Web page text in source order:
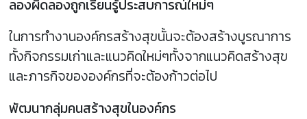
ลองผิดลองถูกเรียนรู้ประสบการณ์ใหม่ๆ
ในการทำงานองค์กรสร้างสุขนั้นจะต้องสร้างบูรณาการ
ทั้งกิจกรรมเก่าและแนวคิดใหม่ๆทั้งจากแนวคิดสร้างสุข
และภารกิจขององค์กรที่จะต้องก้าวต่อไป
พัฒนากลุ่มคนสร้างสุขในองค์กร